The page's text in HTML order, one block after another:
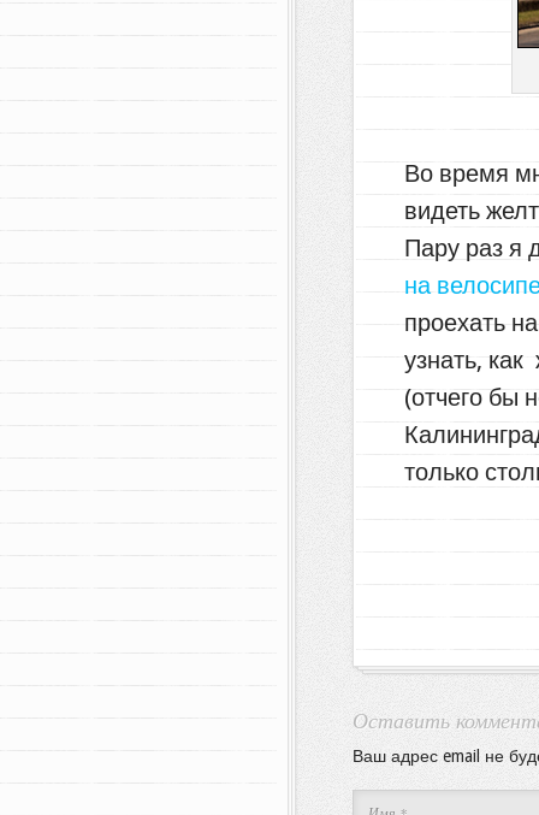
Во время
видеть
Пару раз я
на
проехать
узнать,
(отчего бы
только
Оставить
Ваш адрес email не